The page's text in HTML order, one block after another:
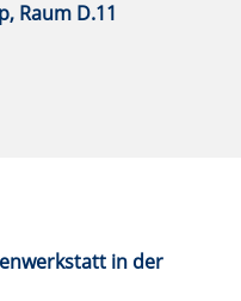
Raum D.11
in der